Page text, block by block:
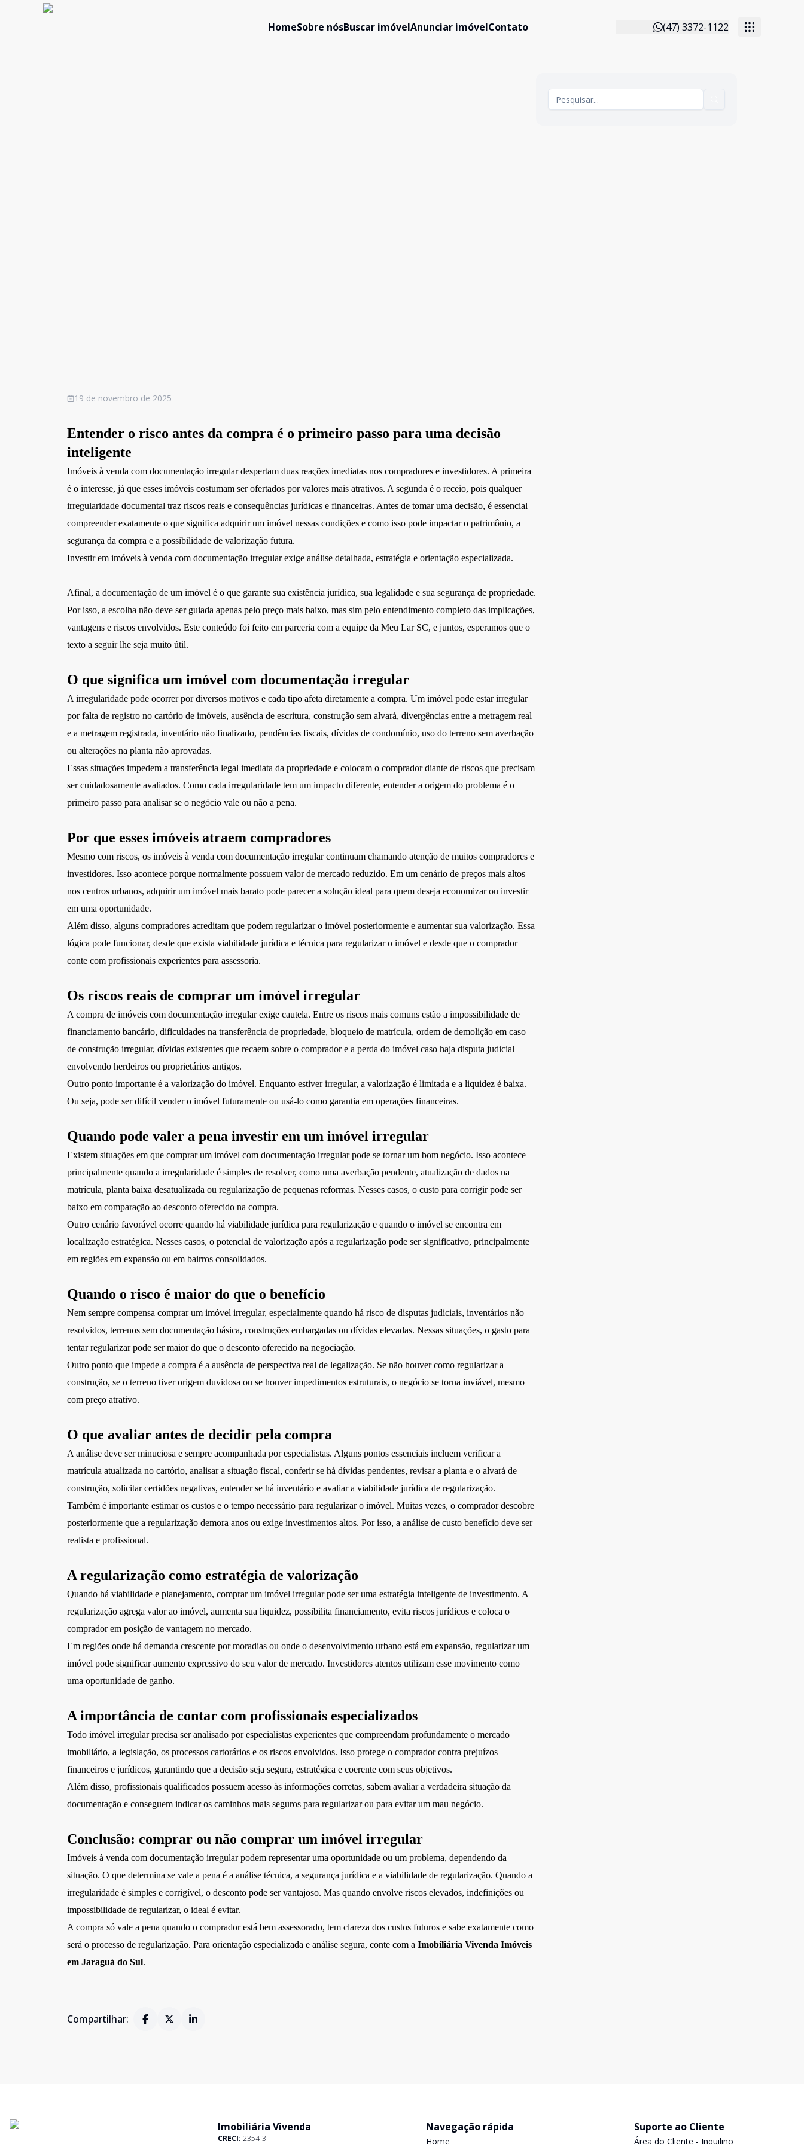
HomeSobre nósBuscar imóvelAnunciar imóvelContato (47) 3372-1122
19 de novembro de 2025
Entender o risco antes da compra é o primeiro passo para uma decisão
inteligente
Imóveis à venda com documentação irregular despertam duas reações imediatas nos compradores e investidores. A primeira
é o interesse, já que esses imóveis costumam ser ofertados por valores mais atrativos. A segunda é o receio, pois qualquer
irregularidade documental traz riscos reais e consequências jurídicas e financeiras. Antes de tomar uma decisão, é essencial
compreender exatamente o que significa adquirir um imóvel nessas condições e como isso pode impactar o patrimônio, a
segurança da compra e a possibilidade de valorização futura.
Investir em imóveis à venda com documentação irregular exige análise detalhada, estratégia e orientação especializada.
Afinal, a documentação de um imóvel é o que garante sua existência jurídica, sua legalidade e sua segurança de propriedade.
Por isso, a escolha não deve ser guiada apenas pelo preço mais baixo, mas sim pelo entendimento completo das implicações,
vantagens e riscos envolvidos. Este conteúdo foi feito em parceria com a equipe da Meu Lar SC, e juntos, esperamos que o
texto a seguir lhe seja muito útil.
O que significa um imóvel com documentação irregular
A irregularidade pode ocorrer por diversos motivos e cada tipo afeta diretamente a compra. Um imóvel pode estar irregular
por falta de registro no cartório de imóveis, ausência de escritura, construção sem alvará, divergências entre a metragem real
e a metragem registrada, inventário não finalizado, pendências fiscais, dívidas de condomínio, uso do terreno sem averbação
ou alterações na planta não aprovadas.
Essas situações impedem a transferência legal imediata da propriedade e colocam o comprador diante de riscos que precisam
ser cuidadosamente avaliados. Como cada irregularidade tem um impacto diferente, entender a origem do problema é o
primeiro passo para analisar se o negócio vale ou não a pena.
Por que esses imóveis atraem compradores
Mesmo com riscos, os imóveis à venda com documentação irregular continuam chamando atenção de muitos compradores e
investidores. Isso acontece porque normalmente possuem valor de mercado reduzido. Em um cenário de preços mais altos
nos centros urbanos, adquirir um imóvel mais barato pode parecer a solução ideal para quem deseja economizar ou investir
em uma oportunidade.
Além disso, alguns compradores acreditam que podem regularizar o imóvel posteriormente e aumentar sua valorização. Essa
lógica pode funcionar, desde que exista viabilidade jurídica e técnica para regularizar o imóvel e desde que o comprador
conte com profissionais experientes para assessoria.
Os riscos reais de comprar um imóvel irregular
A compra de imóveis com documentação irregular exige cautela. Entre os riscos mais comuns estão a impossibilidade de
financiamento bancário, dificuldades na transferência de propriedade, bloqueio de matrícula, ordem de demolição em caso
de construção irregular, dívidas existentes que recaem sobre o comprador e a perda do imóvel caso haja disputa judicial
envolvendo herdeiros ou proprietários antigos.
Outro ponto importante é a valorização do imóvel. Enquanto estiver irregular, a valorização é limitada e a liquidez é baixa.
Ou seja, pode ser difícil vender o imóvel futuramente ou usá-lo como garantia em operações financeiras.
Quando pode valer a pena investir em um imóvel irregular
Existem situações em que comprar um imóvel com documentação irregular pode se tornar um bom negócio. Isso acontece
principalmente quando a irregularidade é simples de resolver, como uma averbação pendente, atualização de dados na
matrícula, planta baixa desatualizada ou regularização de pequenas reformas. Nesses casos, o custo para corrigir pode ser
baixo em comparação ao desconto oferecido na compra.
Outro cenário favorável ocorre quando há viabilidade jurídica para regularização e quando o imóvel se encontra em
localização estratégica. Nesses casos, o potencial de valorização após a regularização pode ser significativo, principalmente
em regiões em expansão ou em bairros consolidados.
Quando o risco é maior do que o benefício
Nem sempre compensa comprar um imóvel irregular, especialmente quando há risco de disputas judiciais, inventários não
resolvidos, terrenos sem documentação básica, construções embargadas ou dívidas elevadas. Nessas situações, o gasto para
tentar regularizar pode ser maior do que o desconto oferecido na negociação.
Outro ponto que impede a compra é a ausência de perspectiva real de legalização. Se não houver como regularizar a
construção, se o terreno tiver origem duvidosa ou se houver impedimentos estruturais, o negócio se torna inviável, mesmo
com preço atrativo.
O que avaliar antes de decidir pela compra
A análise deve ser minuciosa e sempre acompanhada por especialistas. Alguns pontos essenciais incluem verificar a
matrícula atualizada no cartório, analisar a situação fiscal, conferir se há dívidas pendentes, revisar a planta e o alvará de
construção, solicitar certidões negativas, entender se há inventário e avaliar a viabilidade jurídica de regularização.
Também é importante estimar os custos e o tempo necessário para regularizar o imóvel. Muitas vezes, o comprador descobre
posteriormente que a regularização demora anos ou exige investimentos altos. Por isso, a análise de custo benefício deve ser
realista e profissional.
A regularização como estratégia de valorização
Quando há viabilidade e planejamento, comprar um imóvel irregular pode ser uma estratégia inteligente de investimento. A
regularização agrega valor ao imóvel, aumenta sua liquidez, possibilita financiamento, evita riscos jurídicos e coloca o
comprador em posição de vantagem no mercado.
Em regiões onde há demanda crescente por moradias ou onde o desenvolvimento urbano está em expansão, regularizar um
imóvel pode significar aumento expressivo do seu valor de mercado. Investidores atentos utilizam esse movimento como
uma oportunidade de ganho.
A importância de contar com profissionais especializados
Todo imóvel irregular precisa ser analisado por especialistas experientes que compreendam profundamente o mercado
imobiliário, a legislação, os processos cartorários e os riscos envolvidos. Isso protege o comprador contra prejuízos
financeiros e jurídicos, garantindo que a decisão seja segura, estratégica e coerente com seus objetivos.
Além disso, profissionais qualificados possuem acesso às informações corretas, sabem avaliar a verdadeira situação da
documentação e conseguem indicar os caminhos mais seguros para regularizar ou para evitar um mau negócio.
Conclusão: comprar ou não comprar um imóvel irregular
Imóveis à venda com documentação irregular podem representar uma oportunidade ou um problema, dependendo da
situação. O que determina se vale a pena é a análise técnica, a segurança jurídica e a viabilidade de regularização. Quando a
irregularidade é simples e corrigível, o desconto pode ser vantajoso. Mas quando envolve riscos elevados, indefinições ou
impossibilidade de regularizar, o ideal é evitar.
A compra só vale a pena quando o comprador está bem assessorado, tem clareza dos custos futuros e sabe exatamente como
será o processo de regularização. Para orientação especializada e análise segura, conte com a Imobiliária Vivenda Imóveis
em Jaraguá do Sul.
Compartilhar:
Imobiliária Vivenda
CRECI: 2354-3
Navegação rápida
Home
Suporte ao Cliente
Área do Cliente - Inquilino